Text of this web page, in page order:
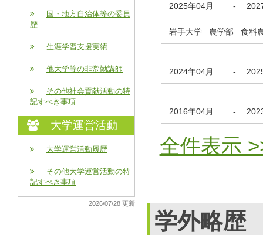
国・地方自治体等の委員
歴
生涯学習支援実績
他大学等の非常勤講師
その他社会貢献活動の特
記すべき事項
大学運営活動
大学運営活動履歴
その他大学運営活動の特
記すべき事項
2026/07/28 更新
2025年04月 -
岩手大学 農学部 食料
2024年04月 -
2016年04月 -
全件表示
学外略歴